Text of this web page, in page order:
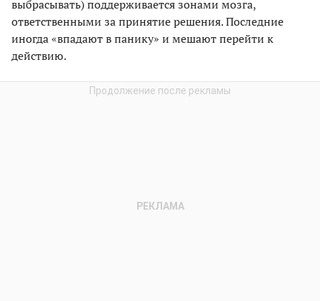
выбрасывать) поддерживается зонами мозга,
ответственными за принятие решения. Последние
иногда «впадают в панику» и мешают перейти к
действию.